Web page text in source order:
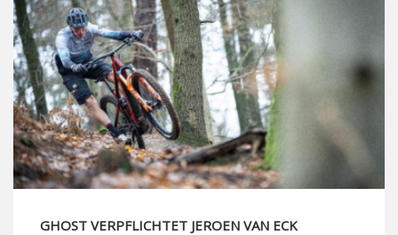
GHOST VERPFLICHTET JEROEN VAN ECK